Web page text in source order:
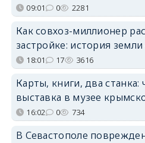
09:01 0 2281
Как совхоз-миллионер
застройке: история
18:01 17 3616
Карты, книги, два станка:
выставка в музее
16:02 0 734
В Севастополе